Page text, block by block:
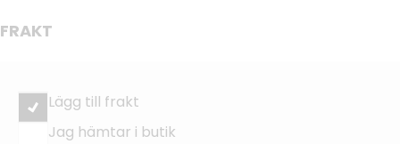
FRAKT
Lägg till frakt
Jag hämtar i butik